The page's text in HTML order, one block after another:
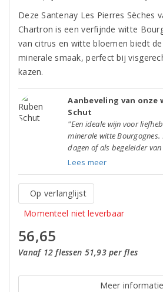
Deze Santenay Les Pierres Sèches
Chartron is een verfijnde witte
van citrus en witte bloemen biedt
minerale smaak, perfect bij
kazen.
Aanbeveling van onze
Schut
"Een ideale wijn voor
minerale witte Bourgognes.
dagen of als begeleider
Lees meer
Op verlanglijst
Momenteel niet leverbaar
56,65
Vanaf 12 flessen 51,93 per fles
Meer informatie